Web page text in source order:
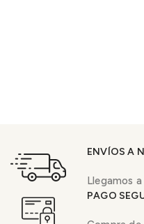
ENVÍOS A
Llegamos
PAGO